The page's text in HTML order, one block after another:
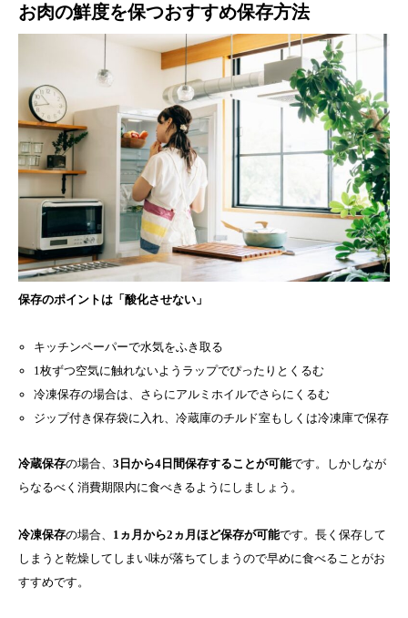
お肉の鮮度を保つおすすめ保存方法
保存のポイントは「酸化させない」
キッチンペーパーで水気をふき取る
1枚ずつ空気に触れないようラップでぴったりとくるむ
冷凍保存の場合は、さらにアルミホイルでさらにくるむ
ジップ付き保存袋に入れ、冷蔵庫のチルド室もしくは冷凍庫で保存
冷蔵保存の場合、 3日から4日間保存することが可能です。しかしなが
らなるべく消費期限内に食べきるようにしましょう。
冷凍保存の場合、 1ヵ月から2ヵ月ほど保存が可能です。長く保存して
しまうと乾燥してしまい味が落ちてしまうので早めに食べることがお
すすめです。